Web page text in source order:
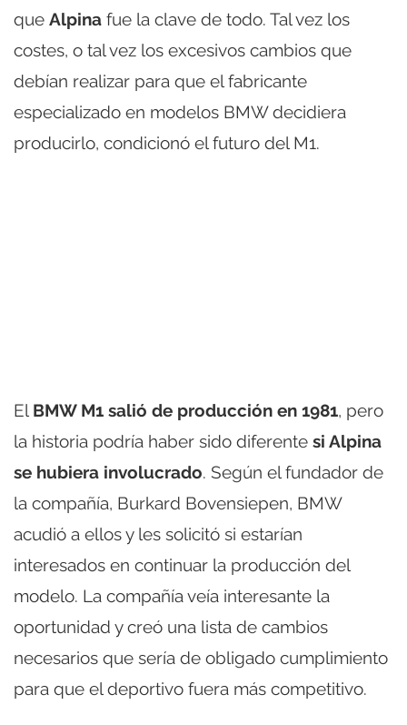
que Alpina fue la clave de todo. Tal vez los
costes, o tal vez los excesivos cambios que
debían realizar para que el fabricante
especializado en modelos BMW decidiera
producirlo, condicionó el futuro del M1.
El BMW M1 salió de producción en 1981, pero
la historia podría haber sido diferente si Alpina
se hubiera involucrado. Según el fundador de
la compañía, Burkard Bovensiepen, BMW
acudió a ellos y les solicitó si estarían
interesados en continuar la producción del
modelo. La compañía veía interesante la
oportunidad y creó una lista de cambios
necesarios que sería de obligado cumplimiento
para que el deportivo fuera más competitivo.